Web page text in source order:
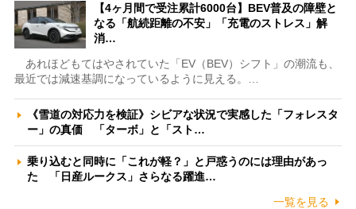
【4ヶ月間で受注累計6000台】BEV普及の障壁と
なる「航続距離の不安」「充電のストレス」解
消…
あれほどもてはやされていた「EV（BEV）シフト」の潮流も、
最近では減速基調になっているように見える。…
《雪道の対応力を検証》シビアな状況で実感した「フォレスタ
ー」の真価 「ターボ」と「スト…
乗り込むと同時に「これが軽？」と戸惑うのには理由があっ
た 「日産ルークス」さらなる躍進…
一覧を見る